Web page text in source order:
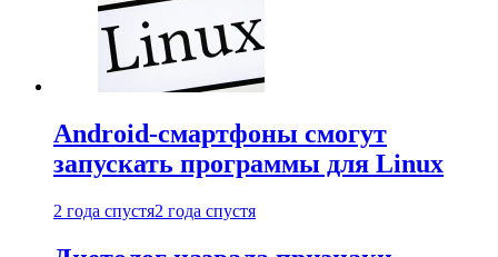
Android-смартфоны смогут
запускать программы для Linux
2 года спустя2 года спустя